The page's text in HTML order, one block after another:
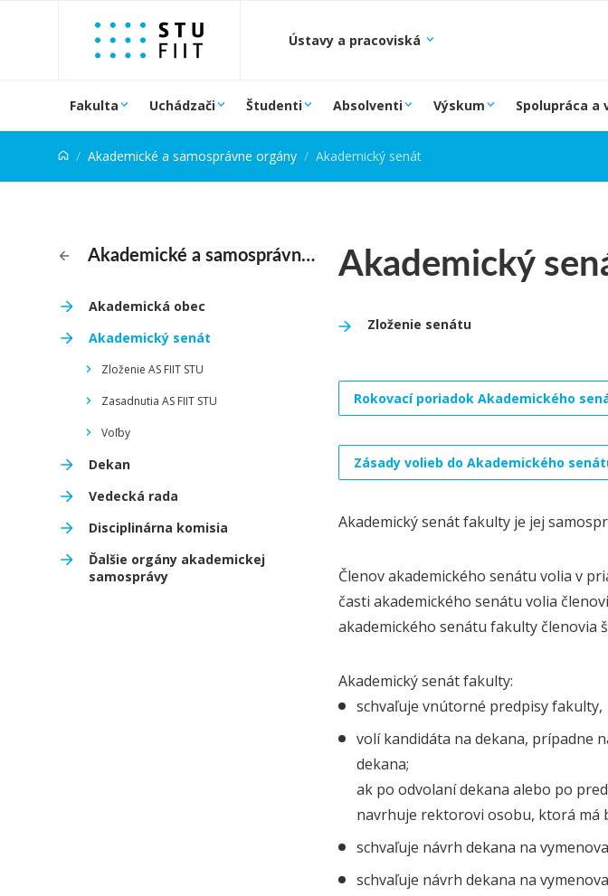
Prejsť na obsah
Ústavy a pracoviská
Fakulta Uchádzači Študenti Absolventi Výskum Spolupráca a
Akademické a samosprávne orgány Akademický senát
Akademické a samosprávne orgány
Akademická obec
Akademický senát
Zloženie AS FIIT STU
Zasadnutia AS FIIT STU
Voľby
Dekan
Vedecká rada
Disciplinárna komisia
Ďalšie orgány akademickej
samosprávy
Akademický
Zloženie senátu
Rokovací poriadok Akademického
Zásady volieb do Akademického
Akademický senát fakulty je jej
Členov akademického senátu volia v
časti akademického senátu volia
akademického senátu fakulty členovia
Akademický senát fakulty:
schvaľuje vnútorné predpisy fakulty,
volí kandidáta na dekana, prípadne
dekana;
ak po odvolaní dekana alebo po
navrhuje rektorovi osobu, ktorá má
schvaľuje návrh dekana na
schvaľuje návrh dekana na